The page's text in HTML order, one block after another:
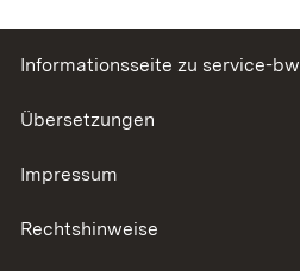
Informationsseite zu service-bw
Übersetzungen
Impressum
Rechtshinweise